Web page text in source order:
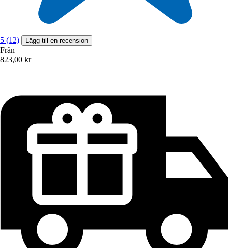
5 (12) Lägg till en recension
Från
823,00 kr